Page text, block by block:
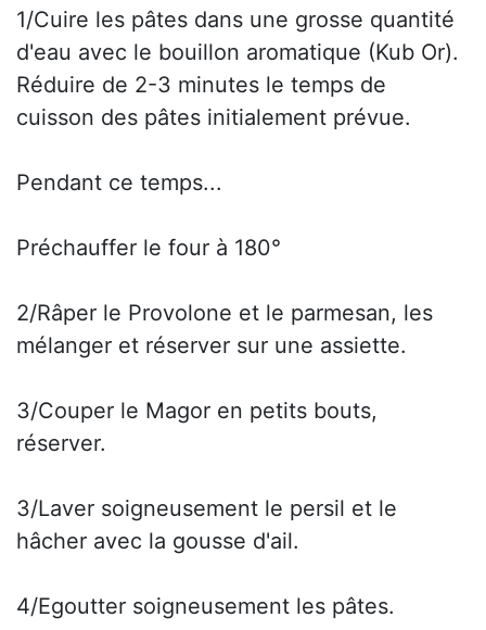
1/Cuire les pâtes dans une grosse quantité
d'eau avec le bouillon aromatique (Kub Or).
Réduire de 2-3 minutes le temps de
cuisson des pâtes initialement prévue.
Pendant ce temps...
Préchauffer le four à 180°
2/Râper le Provolone et le parmesan, les
mélanger et réserver sur une assiette.
3/Couper le Magor en petits bouts,
réserver.
3/Laver soigneusement le persil et le
hâcher avec la gousse d'ail.
4/Egoutter soigneusement les pâtes.